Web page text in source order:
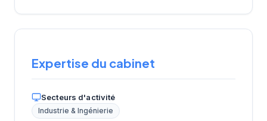
Expertise du cabinet
Secteurs d'activité
Industrie & Ingénierie